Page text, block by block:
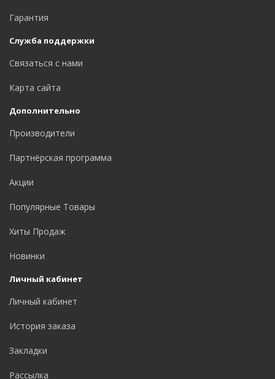
Гарантия
Служба поддержки
Связаться с нами
Карта сайта
Дополнительно
Производители
Партнёрская программа
Акции
Популярные Товары
Хиты Продаж
Новинки
Личный кабинет
Личный кабинет
История заказа
Закладки
Рассылка